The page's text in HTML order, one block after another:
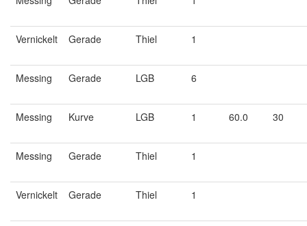
Vernickelt Gerade Thiel 1
Messing Gerade LGB 6
Messing Kurve LGB 1 60.0 30
Messing Gerade Thiel 1
Vernickelt Gerade Thiel 1